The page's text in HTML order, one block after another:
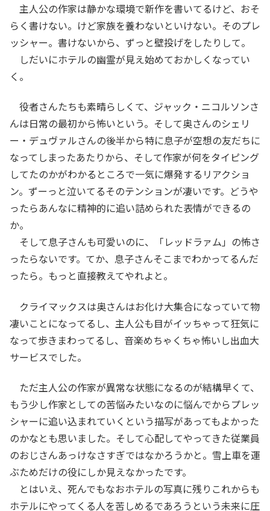
主人公の作家は静かな環境で新作を書いてるけど、おそ
らく書けない。けど家族を養わないといけない。そのプレ
ッシャー。書けないから、ずっと壁投げをしたりして。
しだいにホテルの幽霊が見え始めておかしくなってい
く。
役者さんたちも素晴らしくて、ジャック・ニコルソンさ
んは日常の最初から怖いという。そして奥さんのシェリ
ー・デュヴァルさんの後半から特に息子が空想の友だちに
なってしまったあたりから、そして作家が何をタイピング
してたのかがわかるところで一気に爆発するリアクショ
ン。ずーっと泣いてるそのテンションが凄いです。どうや
ったらあんなに精神的に追い詰められた表情ができるの
か。
そして息子さんも可愛いのに、「レッドラァム」の怖さ
ったらないです。てか、息子さんそこまでわかってるんだ
ったら。もっと直接教えてやれよと。
クライマックスは奥さんはお化け大集合になっていて物
凄いことになってるし、主人公も目がイッちゃって狂気に
なって歩きまわってるし、音楽めちゃくちゃ怖いし出血大
サービスでした。
ただ主人公の作家が異常な状態になるのが結構早くて、
もう少し作家としての苦悩みたいなのに悩んでからプレッ
シャーに追い込まれていくという描写があってもよかった
のかなとも思いました。そして心配してやってきた従業員
のおじさんあっけなさすぎではなかろうかと。雪上車を運
ぶためだけの役にしか見えなかったです。
とはいえ、死んでもなおホテルの写真に残りこれからも
ホテルにやってくる人を苦しめるであろうという未来に圧